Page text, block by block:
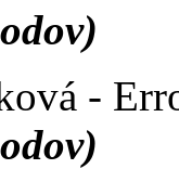
-